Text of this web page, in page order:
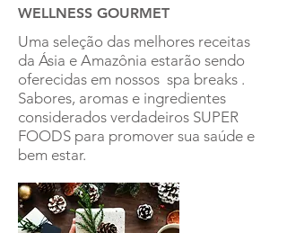
Uma seleção das melhores receitas
da Ásia e Amazônia estarão sendo
oferecidas em nossos spa breaks .
Sabores, aromas e ingredientes
considerados verdadeiros SUPER
FOODS para promover sua saúde e
bem estar.
WELLNESS GOURMET